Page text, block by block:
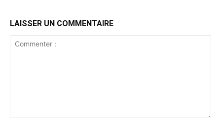
LAISSER UN COMMENTAIRE